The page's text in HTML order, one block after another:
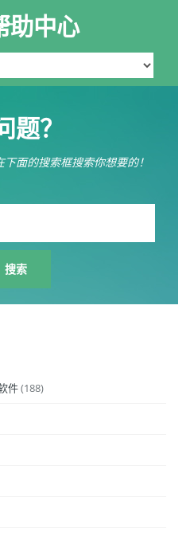
助中心
题？
面的搜索框搜索你想要的！
件(188)